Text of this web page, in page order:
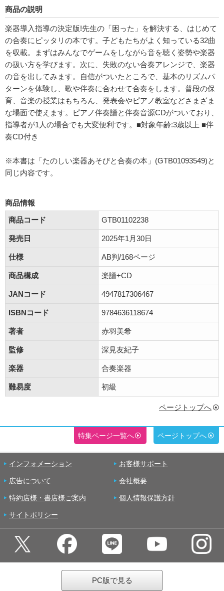
商品の説明
楽器導入指導の決定版!先生の「困った」を解決する、はじめて
の合奏にピッタリの本です。子どもたちがよく知っている32曲
を収載。まずはみんなでゲームをしながら音を聴く姿勢や楽器
の扱い方を学びます。次に、失敗のない合奏アレンジで、楽器
の音を出してみます。自信がついたところで、基本のリズムパ
ターンを体験し、歌や伴奏に合わせて合奏をします。普段の保
育、音楽の授業はもちろん、発表会やピアノ教室などさまざま
な場面で使えます。ピアノ伴奏譜と伴奏音源CDがついており、
指導者が1人の場合でも大変便利です。■対象年齢:3歳以上 ■伴
奏CD付き
※本書は「たのしい楽器あそびと合奏の本」(GTB01093549)と
同じ内容です。
商品情報
商品コード
GTB01102238
発売日 2025年1月30日
仕様 AB判/168ページ
商品構成 楽譜+CD
JANコード 4947817306467
ISBNコード 9784636118674
著者 赤羽美希
監修 深見友紀子
楽器 合奏楽器
難易度 初級
ページトップへ
特集ページ一覧へ ページトップへ
インフォメーション お客様サポート
広告について 会社概要
特約店様・書店様ご案内 個人情報保護方針
サイトポリシー
PC版で見る